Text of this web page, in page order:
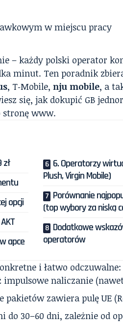
– każdy polski operator
minut. Ten poradnik
, T‑Mobile,nju mobile, a
się, jak dokupić GB
stronę www.
opcji
apce
6. Operatorzy
Plush, Virgin Mobile)
Porównanie
(top wybory za niską
Dodatkowe
operatorów
i łatwo odczuwalne:
impulsowe naliczanie
pakietów zawiera pulę UE
do 30–60 dni, zależnie od